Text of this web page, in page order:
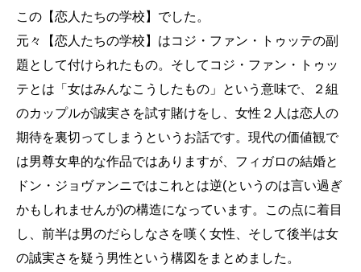
この【恋人たちの学校】でした。
元々【恋人たちの学校】はコジ・ファン・トゥッテの副
題として付けられたもの。そしてコジ・ファン・トゥッ
テとは「女はみんなこうしたもの」という意味で、２組
のカップルが誠実さを試す賭けをし、女性２人は恋人の
期待を裏切ってしまうというお話です。現代の価値観で
は男尊女卑的な作品ではありますが、フィガロの結婚と
ドン・ジョヴァンニではこれとは逆(というのは言い過ぎ
かもしれませんが)の構造になっています。この点に着目
し、前半は男のだらしなさを嘆く女性、そして後半は女
の誠実さを疑う男性という構図をまとめました。